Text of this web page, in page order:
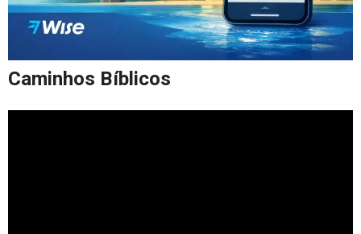
Caminhos Bíblicos